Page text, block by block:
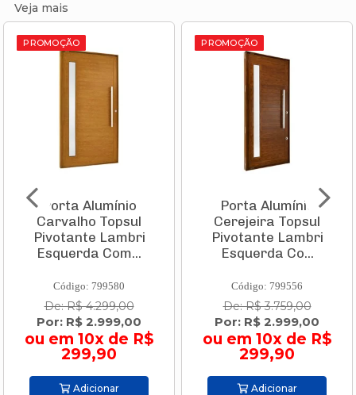
Veja mais
PROMOÇÃO
Porta Alumínio
Carvalho Topsul
Pivotante Lambri
Esquerda Com...
Código: 799580
De: R$ 4.299,00
Por: R$ 2.999,00
ou em 10x de R$
299,90
Adicionar
PROMOÇÃO
Porta Alumínio
Cerejeira Topsul
Pivotante Lambri
Esquerda Co...
Código: 799556
De: R$ 3.759,00
Por: R$ 2.999,00
ou em 10x de R$
299,90
Adicionar